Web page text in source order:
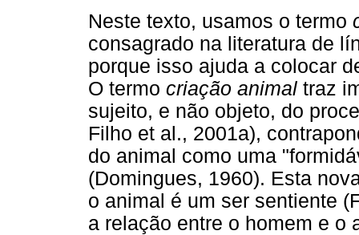
Neste texto, usamos o termo
consagrado na literatura de
porque isso ajuda a colocar
O termo criação animal traz
sujeito, e não objeto, do
Filho et al., 2001a),
do animal como uma
(Domingues, 1960). Esta
o animal é um ser sentiente
a relação entre o homem e o